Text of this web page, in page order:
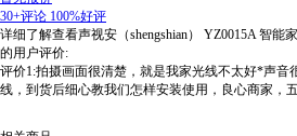
30+评论 100%好评
详细了解查看声视安（shengshian） YZ0015A 智能
的用户评价:
评价1:拍摄画面很清楚，就是我家光线不太好*声音
线，到货后细心教我们怎样安装使用，良心商家，